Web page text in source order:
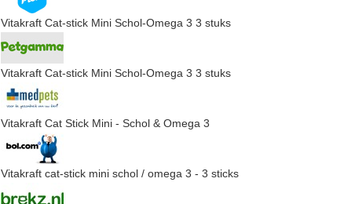
Vitakraft Cat-stick Mini Schol-Omega 3 3 stuks
Vitakraft Cat-stick Mini Schol-Omega 3 3 stuks
Vitakraft Cat Stick Mini - Schol & Omega 3
Vitakraft cat-stick mini schol / omega 3 - 3 sticks